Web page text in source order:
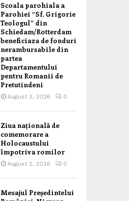
Scoala parohiala a
Parohiei “Sf. Grigorie
Teologul” din
Schiedam/Rotterdam
beneficiaza de fonduri
nerambursabile din
partea
Departamentului
pentru Romanii de
Pretutindeni
August 3, 2026 0
Ziua națională de
comemorare a
Holocaustului
împotriva romilor
August 2, 2026 0
Mesajul Președintelui